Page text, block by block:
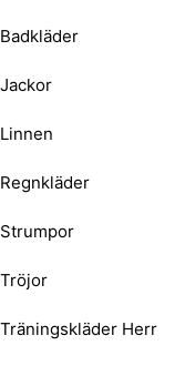
Badkläder
Jackor
Linnen
Regnkläder
Strumpor
Tröjor
Träningskläder Herr